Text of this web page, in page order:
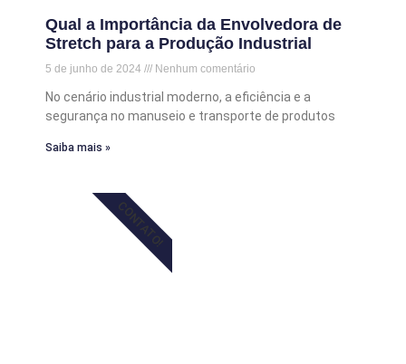
Qual a Importância da Envolvedora de
Stretch para a Produção Industrial
5 de junho de 2024 Nenhum comentário
No cenário industrial moderno, a eficiência e a
segurança no manuseio e transporte de produtos
Saiba mais »
CONTATO!